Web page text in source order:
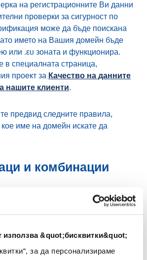
използва &quot;бисквитки&quot;
за да персонализираме
на регистрационните Ви данни
проверки за сигурност по
може да бъде поискана
името на Вашия домейн бъде
или .ευ зоната и функционира.
в специалната страница,
проект за Качество на данните
нашите клиенти.
предвид следните правила,
име на домейн искате да
и комбинации
имена на домейни (тези,
до z
9